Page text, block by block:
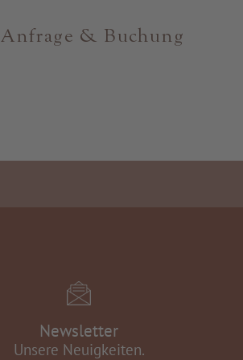
Anfrage & Buchung
Newsletter
Unsere Neuigkeiten.